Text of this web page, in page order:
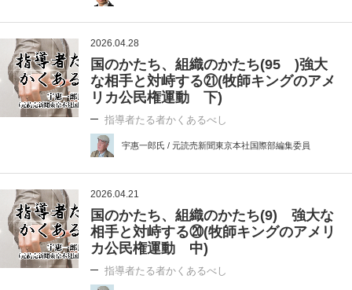
2026.04.28
国のかたち、組織のかたち(95 )強大
な相手と対峙する㉑(牧師キングのアメ
リカ公民権運動 下)
指導者たる者かくあるべし
宇惠一郎氏 / 元読売新聞東京本社国際部編集委員
2026.04.21
国のかたち、組織のかたち(9) 強大な
相手と対峙する⑳(牧師キングのアメリ
カ公民権運動 中)
指導者たる者かくあるべし